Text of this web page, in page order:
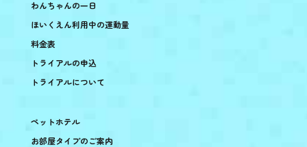
わんちゃんの一日
ほいくえん利用中の運動量
料金表
トライアルの申込
トライアルについて
ペットホテル
お部屋タイプのご案内